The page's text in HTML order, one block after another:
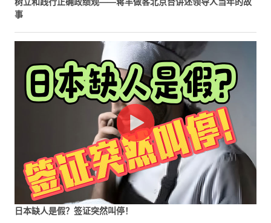
事
日本缺人是假？签证突然叫停！